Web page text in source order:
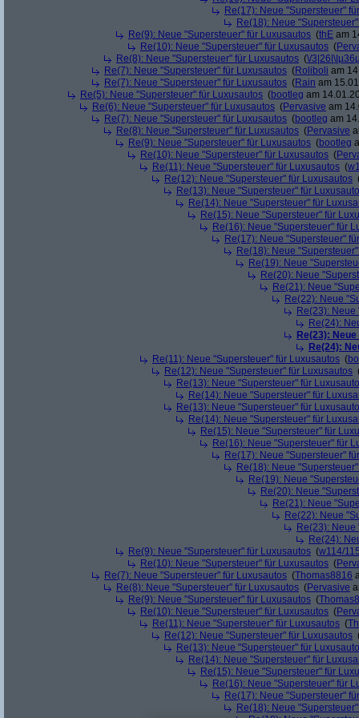
Re(17): Neue "Supersteuer"
Re(18): Neue
Re(9): Neue "Supersteuer" für Luxusautos (thE am
Re(10): Neue "Supersteuer" für Luxusautos (
Re(8): Neue "Supersteuer" für Luxusautos (\/
Re(7): Neue "Supersteuer" für Luxusautos (Roliboli am
Re(7): Neue "Supersteuer" für Luxusautos (Rain am
Re(5): Neue "Supersteuer" für Luxusautos (bootleg am
Re(6): Neue "Supersteuer" für Luxusautos (Pervasive am
Re(7): Neue "Supersteuer" für Luxusautos (bootleg am
Re(8): Neue "Supersteuer" für Luxusautos (Pervasive
Re(9): Neue "Supersteuer" für Luxusautos (bootleg
Re(10): Neue "Supersteuer" für Luxusautos (
Re(11): Neue "Supersteuer" für Luxusautos (
Re(12): Neue "Supersteuer" für Luxusautos
Re(13): Neue "Supersteuer" für
Re(14): Neue "Supersteuer" für
Re(15): Neue "Supersteuer" für
Re(16): Neue "Supersteuer" für
Re(17): Neue "Supersteuer"
Re(18): Neue
Re(19): Neue
Re(20): Neue
Re(21): Neue
Re(22): Neue
Re(23):
Re(24):
Re(23):
Re(24):
Re(11): Neue "Supersteuer" für Luxusautos (
Re(12): Neue "Supersteuer" für Luxusautos
Re(13): Neue "Supersteuer" für
Re(14): Neue "Supersteuer" für
Re(13): Neue "Supersteuer" für
Re(14): Neue "Supersteuer" für
Re(15): Neue "Supersteuer" für
Re(16): Neue "Supersteuer" für
Re(17): Neue "Supersteuer"
Re(18): Neue
Re(19): Neue
Re(20): Neue
Re(21): Neue
Re(22): Neue
Re(23):
Re(24):
Re(9): Neue "Supersteuer" für Luxusautos (w114/
Re(10): Neue "Supersteuer" für Luxusautos (
Re(7): Neue "Supersteuer" für Luxusautos (Thomas8816
Re(8): Neue "Supersteuer" für Luxusautos (Pervasive
Re(9): Neue "Supersteuer" für Luxusautos (
Re(10): Neue "Supersteuer" für Luxusautos (
Re(11): Neue "Supersteuer" für Luxusautos (
Re(12): Neue "Supersteuer" für Luxusautos
Re(13): Neue "Supersteuer" für
Re(14): Neue "Supersteuer" für
Re(15): Neue "Supersteuer" für
Re(16): Neue "Supersteuer" für
Re(17): Neue "Supersteuer"
Re(18): Neue